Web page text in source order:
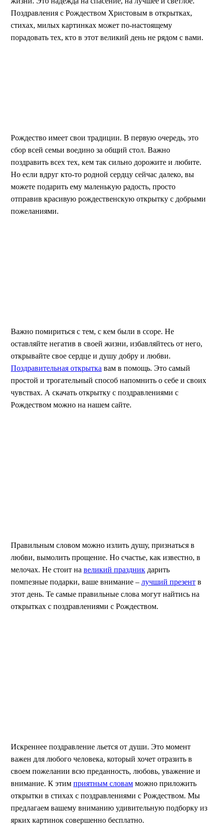
Поздравления с Рождеством Христовым в открытках,
стихах, милых картинках может по-настоящему
порадовать тех, кто в этот великий день не рядом с вами.
Рождество имеет свои традиции. В первую очередь, это
сбор всей семьи воедино за общий стол. Важно
поздравить всех тех, кем так сильно дорожите и любите.
Но если вдруг кто-то родной сердцу сейчас далеко, вы
можете подарить ему маленькую радость, просто
отправив красивую рождественскую открытку с добрыми
пожеланиями.
Важно помириться с тем, с кем были в ссоре. Не
оставляйте негатив в своей жизни, избавляйтесь от него,
открывайте свое сердце и душу добру и любви.
Поздравительная открытка вам в помощь. Это самый
простой и трогательный способ напомнить о себе и своих
чувствах. А скачать открытку с поздравлениями с
Рождеством можно на нашем сайте.
Правильным словом можно излить душу, признаться в
любви, вымолить прощение. Но счастье, как известно, в
мелочах. Не стоит на великий праздник дарить
помпезные подарки, ваше внимание – лучший презент в
этот день. Те самые правильные слова могут найтись на
открытках с поздравлениями с Рождеством.
Искреннее поздравление льется от души. Это момент
важен для любого человека, который хочет отразить в
своем пожелании всю преданность, любовь, уважение и
внимание. К этим приятным словам можно приложить
открытки в стихах с поздравлениями с Рождеством. Мы
предлагаем вашему вниманию удивительную подборку из
ярких картинок совершенно бесплатно.